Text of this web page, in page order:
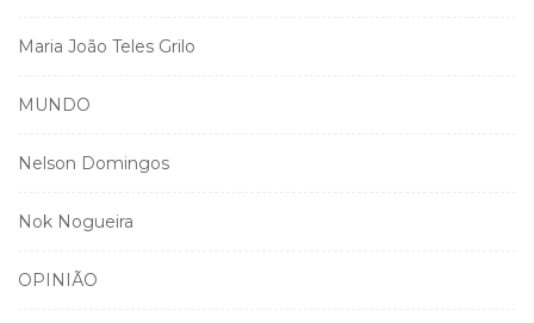
Maria João Teles Grilo
MUNDO
Nelson Domingos
Nok Nogueira
OPINIÃO